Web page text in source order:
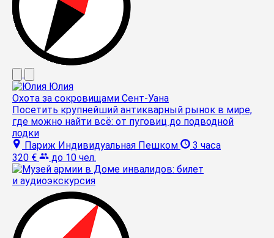
Юлия
Охота за сокровищами Сент-Уана
Посетить крупнейший антикварный рынок в мире,
где можно найти всё: от пуговиц до подводной
лодки
Париж Индивидуальная Пешком
3 часа
320 €
до 10 чел.